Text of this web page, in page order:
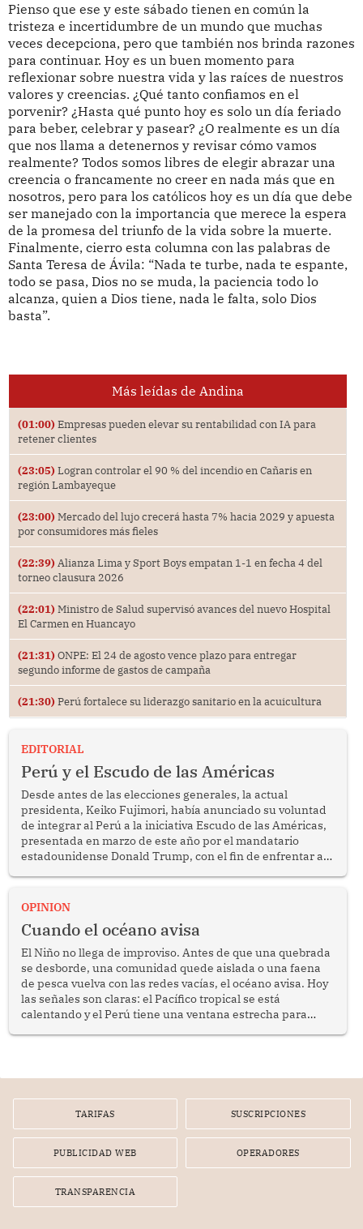
Pienso que ese y este sábado tienen en común la
tristeza e incertidumbre de un mundo que muchas
veces decepciona, pero que también nos brinda razones
para continuar. Hoy es un buen momento para
reflexionar sobre nuestra vida y las raíces de nuestros
valores y creencias. ¿Qué tanto confiamos en el
porvenir? ¿Hasta qué punto hoy es solo un día feriado
para beber, celebrar y pasear? ¿O realmente es un día
que nos llama a detenernos y revisar cómo vamos
realmente? Todos somos libres de elegir abrazar una
creencia o francamente no creer en nada más que en
nosotros, pero para los católicos hoy es un día que debe
ser manejado con la importancia que merece la espera
de la promesa del triunfo de la vida sobre la muerte.
Finalmente, cierro esta columna con las palabras de
Santa Teresa de Ávila: “Nada te turbe, nada te espante,
todo se pasa, Dios no se muda, la paciencia todo lo
alcanza, quien a Dios tiene, nada le falta, solo Dios
basta”.
Más leídas de Andina
(01:00) Empresas pueden elevar su rentabilidad con IA para
retener clientes
(23:05) Logran controlar el 90 % del incendio en Cañaris en
región Lambayeque
(23:00) Mercado del lujo crecerá hasta 7% hacia 2029 y apuesta
por consumidores más fieles
(22:39) Alianza Lima y Sport Boys empatan 1-1 en fecha 4 del
torneo clausura 2026
(22:01) Ministro de Salud supervisó avances del nuevo Hospital
El Carmen en Huancayo
(21:31) ONPE: El 24 de agosto vence plazo para entregar
segundo informe de gastos de campaña
(21:30) Perú fortalece su liderazgo sanitario en la acuicultura
EDITORIAL
Perú y el Escudo de las Américas
Desde antes de las elecciones generales, la actual
presidenta, Keiko Fujimori, había anunciado su voluntad
de integrar al Perú a la iniciativa Escudo de las Américas,
presentada en marzo de este año por el mandatario
estadounidense Donald Trump, con el fin de enfrentar al
OPINION
Cuando el océano avisa
El Niño no llega de improviso. Antes de que una quebrada
se desborde, una comunidad quede aislada o una faena
de pesca vuelva con las redes vacías, el océano avisa. Hoy
las señales son claras: el Pacífico tropical se está
calentando y el Perú tiene una ventana estrecha para
TARIFAS SUSCRIPCIONES
PUBLICIDAD WEB OPERADORES
TRANSPARENCIA